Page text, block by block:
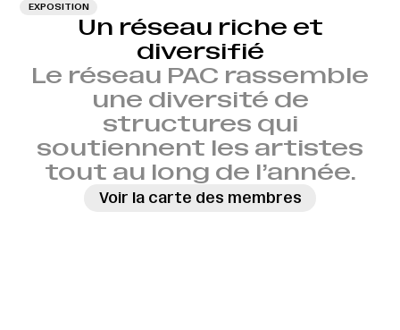
EXPOSITION
Un réseau riche et
diversifié
Le réseau PAC rassemble
une diversité de
structures qui
soutiennent les artistes
tout au long de l’année.
Voir la carte des membres